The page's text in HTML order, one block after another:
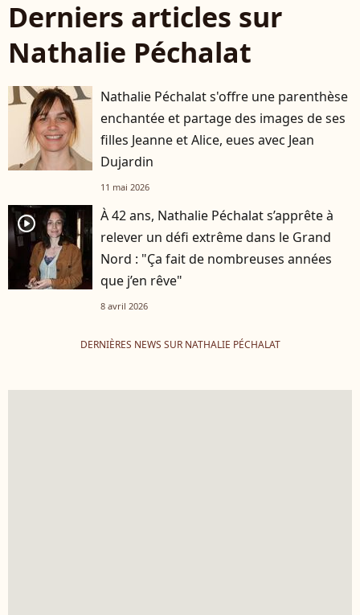
Derniers articles sur
Nathalie Péchalat
Nathalie Péchalat s'offre une parenthèse
enchantée et partage des images de ses
filles Jeanne et Alice, eues avec Jean
Dujardin
11 mai 2026
player2
À 42 ans, Nathalie Péchalat s’apprête à
relever un défi extrême dans le Grand
Nord : "Ça fait de nombreuses années
que j’en rêve"
8 avril 2026
DERNIÈRES NEWS SUR NATHALIE PÉCHALAT